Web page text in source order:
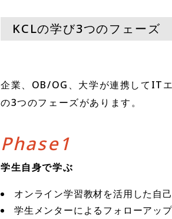
KCLの学び3つのフェーズ
企業、OB/OG、大学が連携してIT
の3つのフェーズがあります。
Phase1
学生自身で学ぶ
オンライン学習教材を活用した自
学生メンターによるフォローアップ